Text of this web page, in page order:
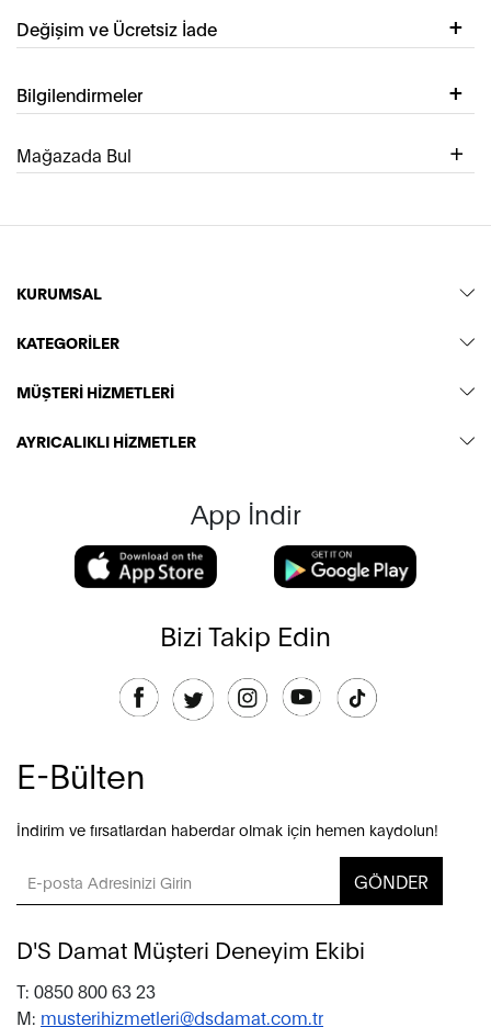
Değişim ve Ücretsiz İade
Bilgilendirmeler
Mağazada Bul
KURUMSAL
KATEGORİLER
MÜŞTERİ HİZMETLERİ
AYRICALIKLI HİZMETLER
App İndir
Bizi Takip Edin
E-Bülten
İndirim ve fırsatlardan haberdar olmak için hemen kaydolun!
GÖNDER
D'S Damat Müşteri Deneyim Ekibi
T: 0850 800 63 23
M: musterihizmetleri@dsdamat.com.tr